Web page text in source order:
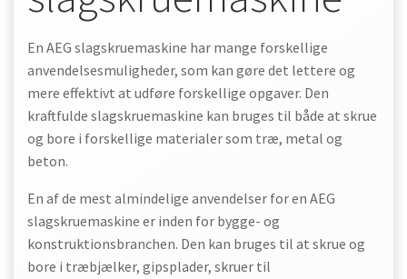
En AEG slagskruemaskine har mange forskellige
anvendelsesmuligheder, som kan gøre det lettere og
mere effektivt at udføre forskellige opgaver. Den
kraftfulde slagskruemaskine kan bruges til både at skrue
og bore i forskellige materialer som træ, metal og
beton.
En af de mest almindelige anvendelser for en AEG
slagskruemaskine er inden for bygge- og
konstruktionsbranchen. Den kan bruges til at skrue og
bore i træbjælker, gipsplader, skruer til